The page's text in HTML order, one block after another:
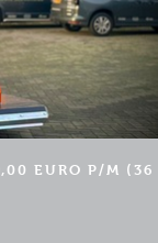
EURO P/M (36